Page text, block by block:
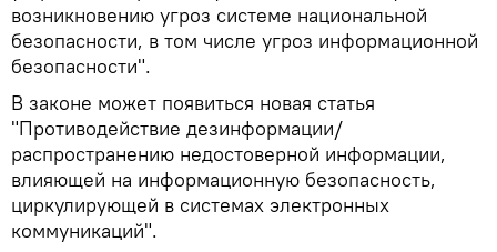
возникновению угроз системе национальной
безопасности, в том числе угроз информационной
безопасности".
В законе может появиться новая статья
"Противодействие дезинформации/
распространению недостоверной информации,
влияющей на информационную безопасность,
циркулирующей в системах электронных
коммуникаций".